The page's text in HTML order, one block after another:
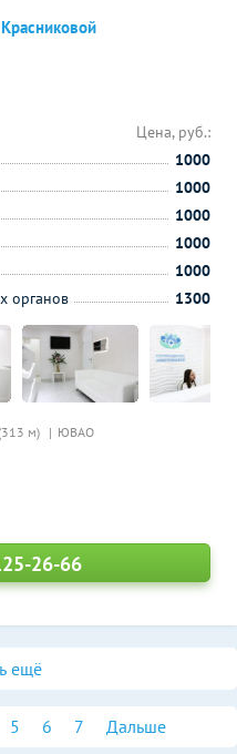
м) ЮВАО
Цена, руб.:
1000
1000
1000
1000
1000
органов
1300
26-66
ещё
5 6 7 Дальше